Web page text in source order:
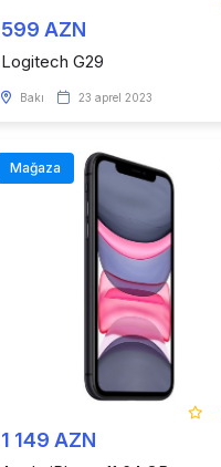
599 AZN
Logitech G29
Bakı 23 aprel 2023
Mağaza
1 149 AZN